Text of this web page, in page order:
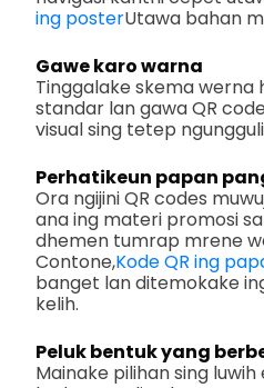
ing posterUtawa bahan
Gawe karo warna
Tinggalake skema werna
standar lan gawa QR
visual sing tetep
Perhatikeun papan
Ora ngijini QR codes
ana ing materi promosi
dhemen tumrap mrene
Contone,Kode QR ing
banget lan ditemokake
kelih.
Peluk bentuk yang
Mainake pilihan sing